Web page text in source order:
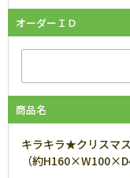
オーダーＩＤ
商品名
キラキラ★クリスマ
（約